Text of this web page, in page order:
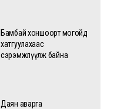
Бамбай хоншоорт могойд
хатгуулахаас
сэрэмжлүүлж байна
Даян аварга